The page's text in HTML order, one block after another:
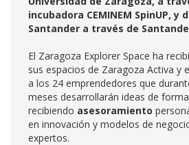
incubadora CEMINEM SpinUP, y
Santander a través de
El Zaragoza Explorer Space ha
sus espacios de Zaragoza Activa y
a los 24 emprendedores que
meses desarrollarán ideas de
recibiendo asesoramiento
en innovación y modelos de
expertos.